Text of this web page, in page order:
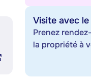
Visite avec
Prenez
la propriété à